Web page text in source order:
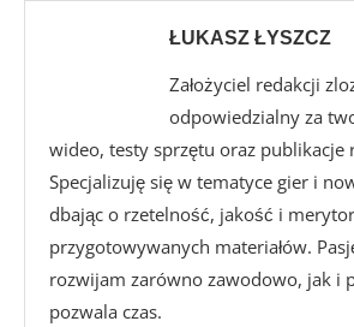
ŁUKASZ ŁYSZCZ
Założyciel redakcji
odpowiedzialny za
wideo, testy sprzętu oraz publikacje
Specjalizuję się w tematyce gier i
dbając o rzetelność, jakość i
przygotowywanych materiałów.
rozwijam zarówno zawodowo, jak i
pozwala czas.